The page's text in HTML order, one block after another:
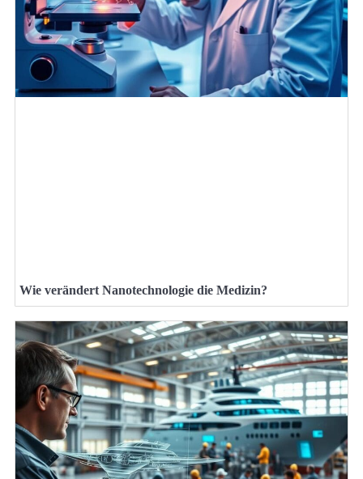
Wie verändert Nanotechnologie die Medizin?